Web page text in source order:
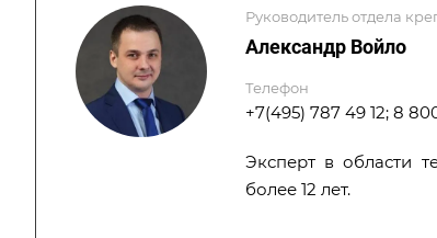
Руководитель отдела
Александр Войло
Телефон
+7(495) 787 49 12; 8
Эксперт в области
более 12 лет.